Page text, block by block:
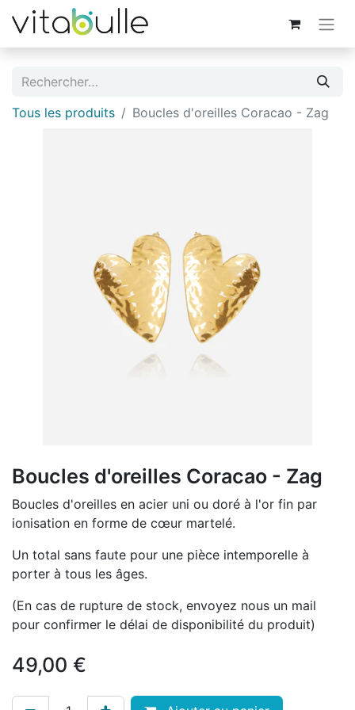
Tous les produits Boucles d'oreilles Coracao - Zag
Boucles d'oreilles Coracao - Zag
Boucles d'oreilles en acier uni ou doré à l'or fin par
ionisation en forme de cœur martelé.
Un total sans faute pour une pièce intemporelle à
porter à tous les âges.
(En cas de rupture de stock, envoyez nous un mail
pour confirmer le délai de disponibilité du produit)
49,00 €